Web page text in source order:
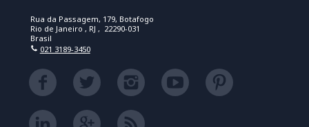
Rua da Passagem, 179, Botafogo
Rio de Janeiro , RJ , 22290-031
Brasil
021 3189-3450